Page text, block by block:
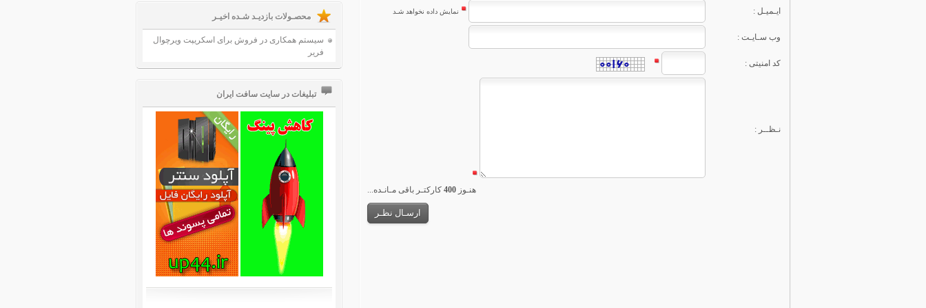
محصـولات بازدیـد شـده اخیـر
سیستم همکاری در فروش برای اسکریپت ویرچوال
فریر
تبلیغات در سایت سافت ایران
نمایش داده نخواهد شـد : ایـمیـل
: وب سـایـت
: کد امنیتی
: نـظــر
...هنـوز 400 کارکتـر باقی مـانـده